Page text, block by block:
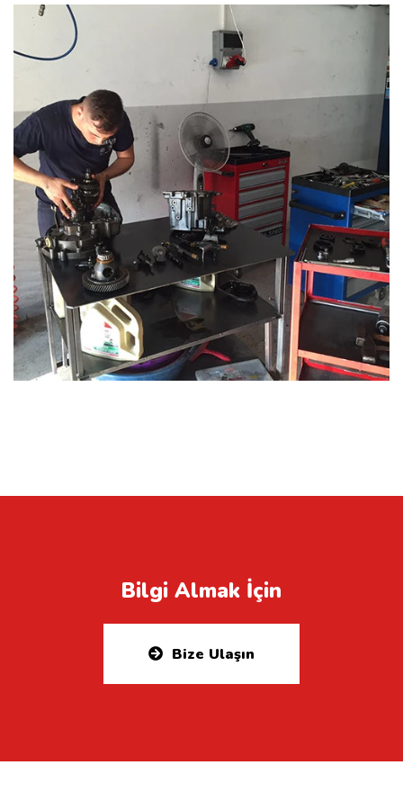
Bilgi Almak İçin
Bize Ulaşın